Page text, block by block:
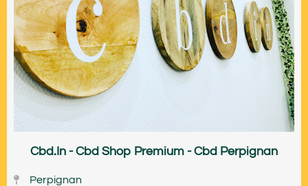
Cbd.In - Cbd Shop Premium - Cbd Perpignan
Perpignan